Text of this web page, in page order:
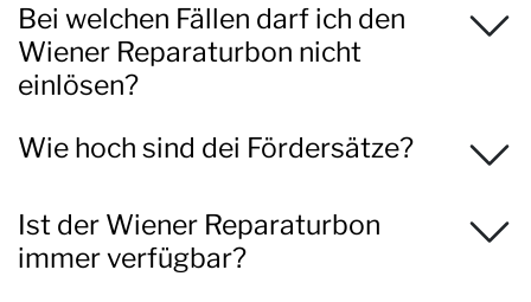
Bei welchen Fällen darf ich den
Wiener Reparaturbon nicht
einlösen?
Wie hoch sind dei Fördersätze?
Ist der Wiener Reparaturbon
immer verfügbar?